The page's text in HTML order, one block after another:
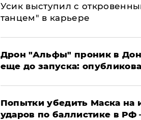
Усик выступил с
танцем" в карьере
Дрон "Альфы" проник в
еще до запуска:
Попытки убедить Маска на
ударов по баллистике в